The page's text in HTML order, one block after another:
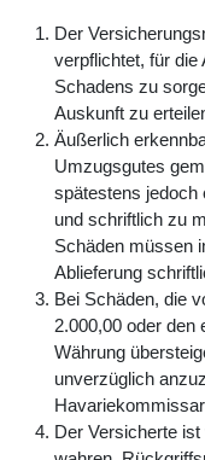
Der
verpflichtet, für die
Schadens zu
Auskunft zu
Äußerlich
Umzugsgutes
spätestens jedoch
und schriftlich zu
Schäden müssen
Ablieferung
Bei Schäden, die
2.000,00 oder den
Währung
unverzüglich
Der Versicherte